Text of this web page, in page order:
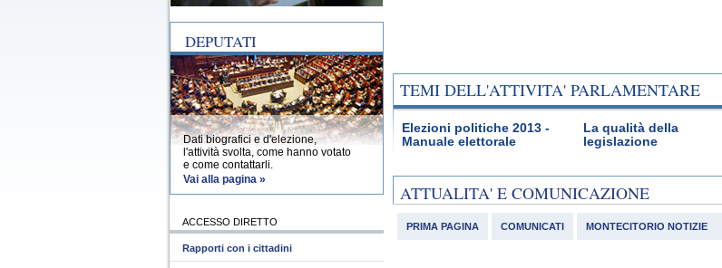
TEMI DELL'ATTIVITA' PARLAMENTARE
Elezioni politiche 2013 -
Manuale elettorale
La qualità della
legislazione
ATTUALITA' E COMUNICAZIONE
PRIMA PAGINA COMUNICATI MONTECITORIO NOTIZIE
DEPUTATI
Dati biografici e d'elezione,
l'attività svolta, come hanno votato
e come contattarli.
Vai alla pagina »
ACCESSO DIRETTO
Rapporti con i cittadini